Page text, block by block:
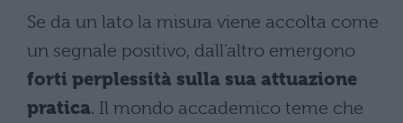
Se da un lato la misura viene accolta come
un segnale positivo, dall’altro emergono
forti perplessità sulla sua attuazione
pratica. Il mondo accademico teme che